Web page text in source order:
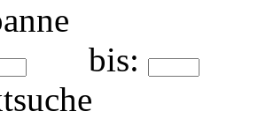
bis: